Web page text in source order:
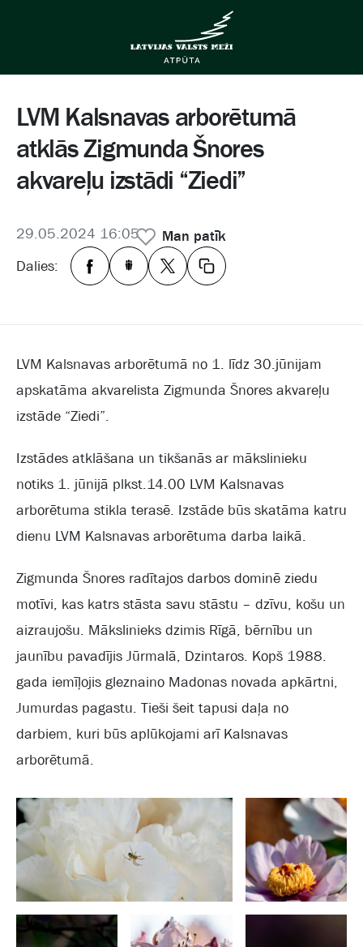
LVM Kalsnavas arborētumā
atklās Zigmunda Šnores
akvareļu izstādi “Ziedi”
29.05.2024 16:05
Man patīk
Dalies:
LVM Kalsnavas arborētumā no 1. līdz 30.jūnijam
apskatāma akvarelista Zigmunda Šnores akvareļu
izstāde “Ziedi”.
Izstādes atklāšana un tikšanās ar mākslinieku
notiks 1. jūnijā plkst.14.00 LVM Kalsnavas
arborētuma stikla terasē. Izstāde būs skatāma katru
dienu LVM Kalsnavas arborētuma darba laikā.
Zigmunda Šnores radītajos darbos dominē ziedu
motīvi, kas katrs stāsta savu stāstu – dzīvu, košu un
aizraujošu. Mākslinieks dzimis Rīgā, bērnību un
jaunību pavadījis Jūrmalā, Dzintaros. Kopš 1988.
gada iemīļojis gleznaino Madonas novada apkārtni,
Jumurdas pagastu. Tieši šeit tapusi daļa no
darbiem, kuri būs aplūkojami arī Kalsnavas
arborētumā.